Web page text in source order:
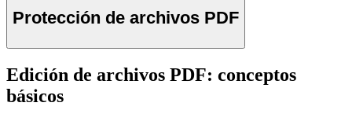
Protección de archivos PDF
Edición de archivos PDF: conceptos
básicos